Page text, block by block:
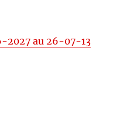
2027 au 26-07-13